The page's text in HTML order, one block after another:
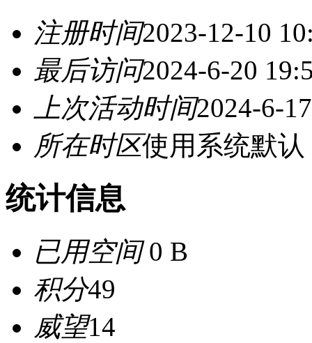
注册时间2023-12-10
最后访问2024-6-20
上次活动时间2024-6-
所在时区使用系统默认
统计信息
已用空间0 B
积分49
威望14